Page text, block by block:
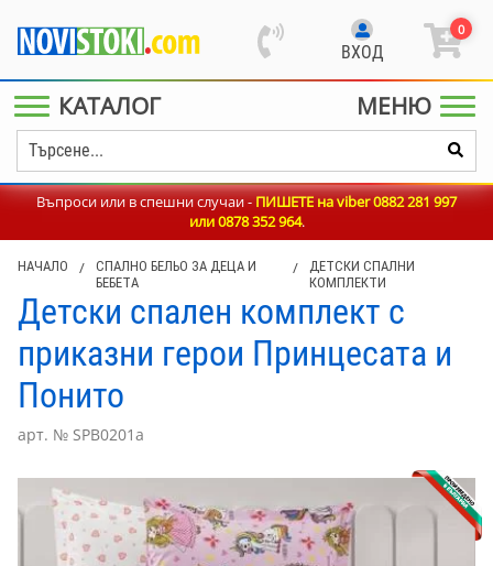
ВХОД
0
КАТАЛОГ МЕНЮ
Въпроси или в спешни случаи -ПИШЕТЕ на viber 0882 281 997
или0878 352 964.
НАЧАЛО /
СПАЛНО БЕЛЬО ЗА ДЕЦА И
БЕБЕТА
/
ДЕТСКИ СПАЛНИ
КОМПЛЕКТИ
Детски спален комплект с
приказни герои Принцесата и
Понито
арт. № SPB0201a